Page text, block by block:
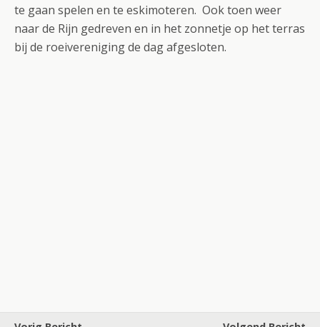
te gaan spelen en te eskimoteren. Ook toen weer
naar de Rijn gedreven en in het zonnetje op het terras
bij de roeivereniging de dag afgesloten.